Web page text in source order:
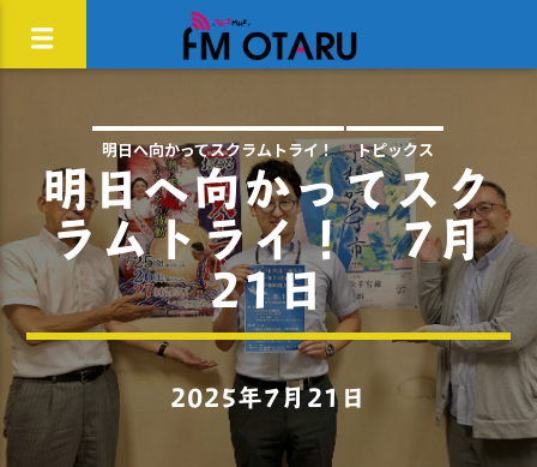
明日へ向かってスクラムトライ！ トピックス
明日へ向かってスク
ラムトライ！ 7月
21日
2025年7月21日